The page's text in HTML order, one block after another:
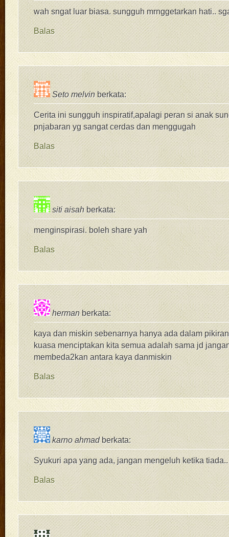
wah sngat luar biasa. sungguh mrnggetarkan hati..
Balas
Seto melvin berkata:
Cerita ini sungguh inspiratif,apalagi peran si anak
pnjabaran yg sangat cerdas dan menggugah
Balas
siti aisah berkata:
menginspirasi. boleh share yah
Balas
herman berkata:
kaya dan miskin sebenarnya hanya ada dalam
kuasa menciptakan kita semua adalah sama jd
membeda2kan antara kaya danmiskin
Balas
karno ahmad berkata:
Syukuri apa yang ada, jangan mengeluh ketika tiada..
Balas